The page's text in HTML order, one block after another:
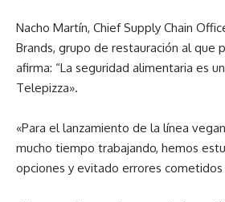
Nacho Martín, Chief Supply Chain
Brands, grupo de restauración al que
afirma: “La seguridad alimentaria es
Telepizza».
«Para el lanzamiento de la línea
mucho tiempo trabajando, hemos
opciones y evitado errores cometidos